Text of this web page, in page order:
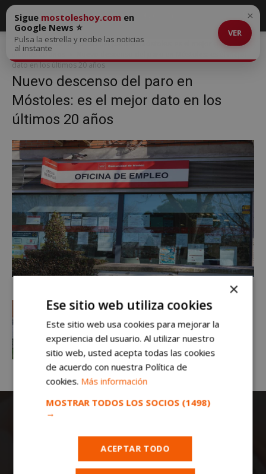
Inicio
Nuevo descenso del paro en Móstoles: es el mejor dato en los
últimos 20 años
dato en los últimos 20 años
Nuevo descenso del paro en
Móstoles: es el mejor dato en los
últimos 20 años
Sigue mostoleshoy.com en
Google News ⭐
Pulsa la estrella y recibe las noticias
al instante
VER
×
×
Ese sitio web utiliza cookies
Este sitio web usa cookies para mejorar la
experiencia del usuario. Al utilizar nuestro
sitio web, usted acepta todas las cookies
de acuerdo con nuestra Política de
cookies. Más información
MOSTRAR TODOS LOS SOCIOS (1498)
→
ACEPTAR TODO